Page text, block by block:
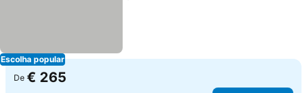
Escolha popular
De € 265